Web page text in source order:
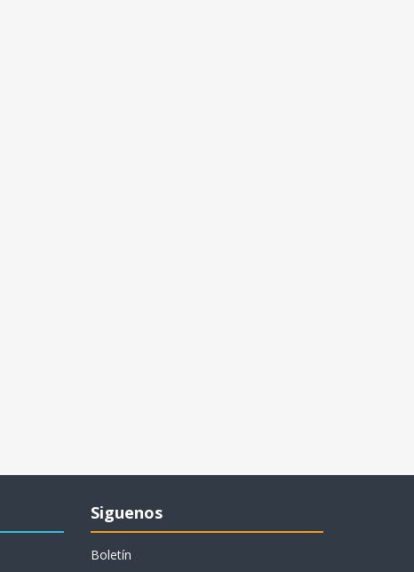
Siguenos
Boletín